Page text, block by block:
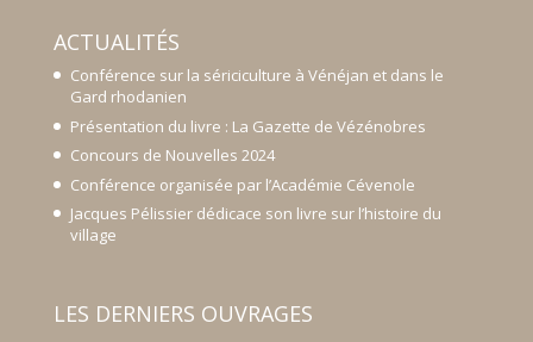
ACTUALITÉS
Conférence sur la sériciculture à Vénéjan et dans le
Gard rhodanien
Présentation du livre : La Gazette de Vézénobres
Concours de Nouvelles 2024
Conférence organisée par l’Académie Cévenole
Jacques Pélissier dédicace son livre sur l’histoire du
village
LES DERNIERS OUVRAGES